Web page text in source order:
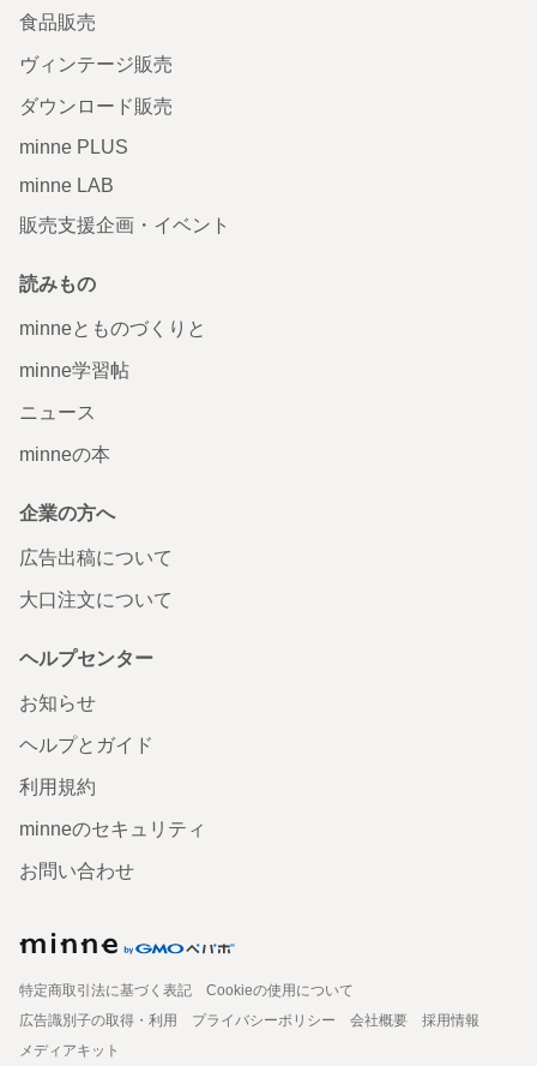
食品販売
ヴィンテージ販売
ダウンロード販売
minne PLUS
minne LAB
販売支援企画・イベント
読みもの
minneとものづくりと
minne学習帖
ニュース
minneの本
企業の方へ
広告出稿について
大口注文について
ヘルプセンター
お知らせ
ヘルプとガイド
利用規約
minneのセキュリティ
お問い合わせ
特定商取引法に基づく表記
Cookieの使用について
広告識別子の取得・利用
プライバシーポリシー 会社概要
採用情報
メディアキット